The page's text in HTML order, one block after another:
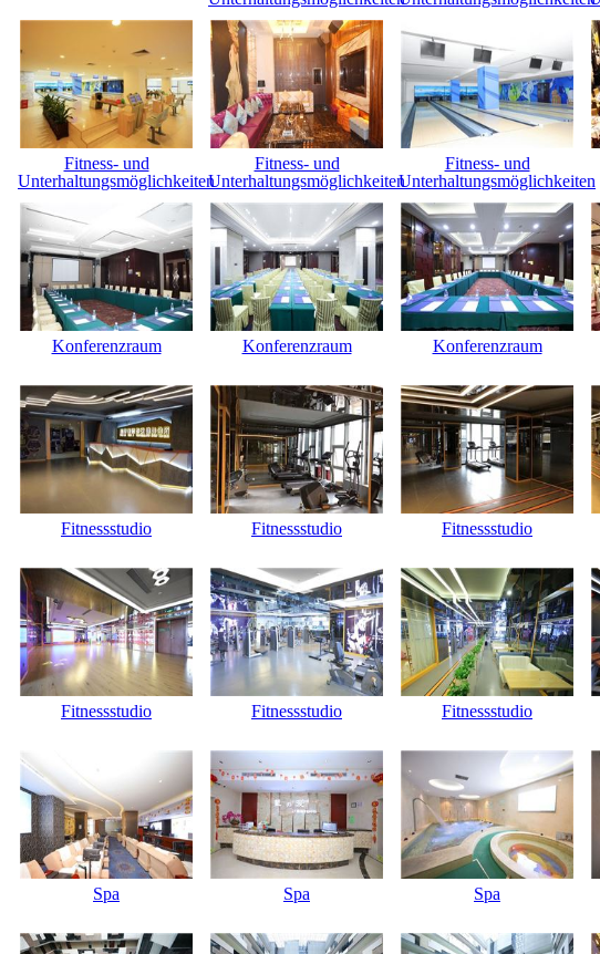
Fitness- und
Unterhaltungsmöglichkeiten
Fitness- und
Unterhaltungsmöglichkeiten
Fitness- und
Unterhaltungsmöglichkeiten
Konferenzraum Konferenzraum Konferenzraum
Fitnessstudio Fitnessstudio Fitnessstudio
Fitnessstudio Fitnessstudio Fitnessstudio
Spa Spa Spa